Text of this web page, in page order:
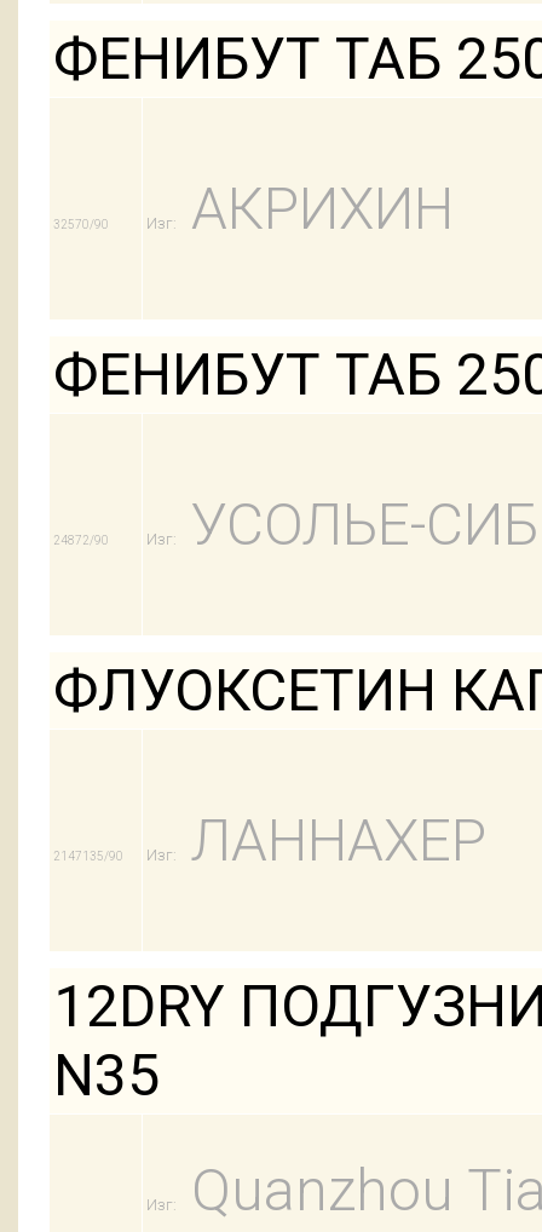
ФЕНИБУТ ТАБ
32570/90 Изг: АКРИХИН
ФЕНИБУТ ТАБ
24872/90 Изг: УСОЛЬЕ-
ФЛУОКСЕТИН
2147135/90 Изг: ЛАННАХЕР
12DRY
N35
Изг:
Quanzhou